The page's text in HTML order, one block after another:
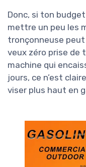
Donc, si ton
mettre un peu les
tronçonneuse
veux zéro prise de
machine qui
jours, ce n’est
viser plus haut en